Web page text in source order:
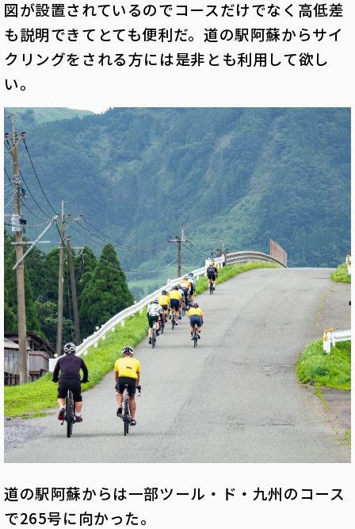
図が設置されているのでコースだけでなく高低差
も説明できてとても便利だ。道の駅阿蘇からサイ
クリングをされる方には是非とも利用して欲し
い。
道の駅阿蘇からは一部ツール・ド・九州のコース
で265号に向かった。